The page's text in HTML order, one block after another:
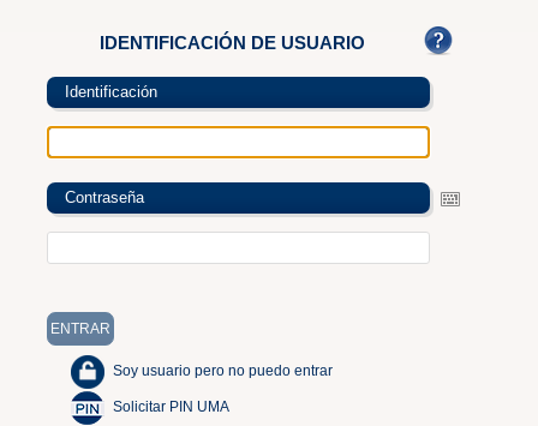
IDENTIFICACIÓN DE USUARIO
Identificación
Contraseña
Soy usuario pero no puedo entrar
Solicitar PIN UMA